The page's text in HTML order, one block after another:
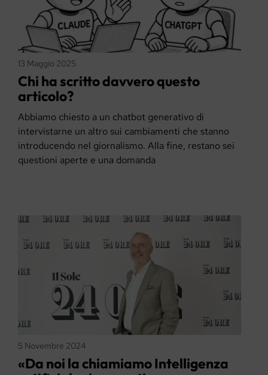
13 Maggio 2025
Chi ha scritto davvero questo
articolo?
Abbiamo chiesto a un chatbot generativo di
intervistarne un altro sui cambiamenti che stanno
introducendo nel giornalismo. Alla fine, restano sei
questioni aperte e una domanda
5 Novembre 2024
«Da noi la chiamiamo Intelligenza